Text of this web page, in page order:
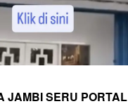
JAMBI SERU PORTAL